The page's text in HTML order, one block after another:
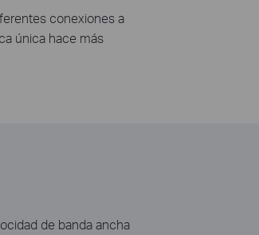
conexiones a
única hace más
de banda ancha